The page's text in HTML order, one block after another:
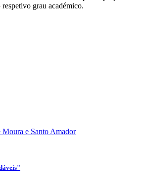
grau académico.
Moura e Santo Amador